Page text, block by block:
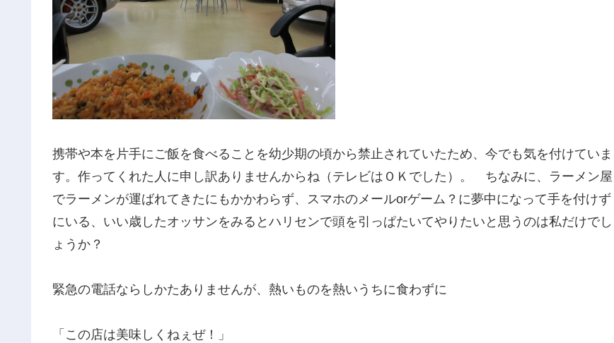
携帯や本を片手にご飯を食べることを幼少期の頃から禁止されていたため、今でも気を付けていま
す。作ってくれた人に申し訳ありませんからね（テレビはＯＫでした）。 ちなみに、ラーメン屋
でラーメンが運ばれてきたにもかかわらず、スマホのメールorゲーム？に夢中になって手を付けず
にいる、いい歳したオッサンをみるとハリセンで頭を引っぱたいてやりたいと思うのは私だけでし
ょうか？
緊急の電話ならしかたありませんが、熱いものを熱いうちに食わずに
「この店は美味しくねぇぜ！」